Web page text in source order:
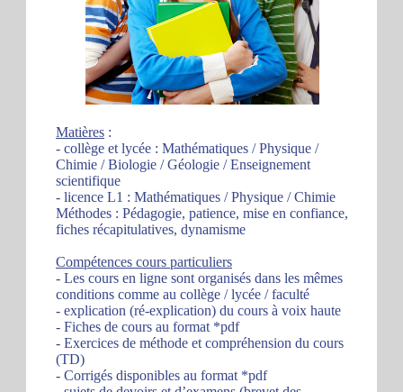
Matières :
- collège et lycée : Mathématiques / Physique /
Chimie / Biologie / Géologie / Enseignement
scientifique
- licence L1 : Mathématiques / Physique / Chimie
Méthodes : Pédagogie, patience, mise en confiance,
fiches récapitulatives, dynamisme
Compétences cours particuliers
- Les cours en ligne sont organisés dans les mêmes
conditions comme au collège / lycée / faculté
- explication (ré-explication) du cours à voix haute
- Fiches de cours au format *pdf
- Exercices de méthode et compréhension du cours
(TD)
- Corrigés disponibles au format *pdf